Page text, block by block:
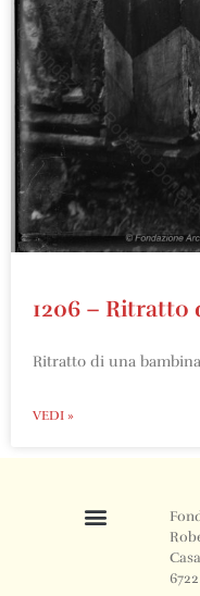
1206 – Ritratto
Ritratto di una
VEDI »